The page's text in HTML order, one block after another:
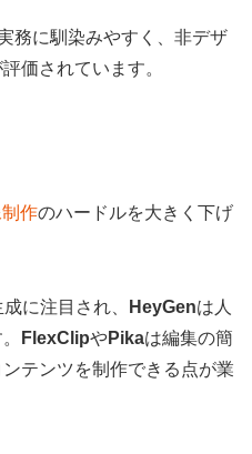
務に馴染みやすく、非デザ
価されています。
作のハードルを大きく下げ
に注目され、 HeyGenは人
FlexClipやPikaは編集の簡
テンツを制作できる点が業